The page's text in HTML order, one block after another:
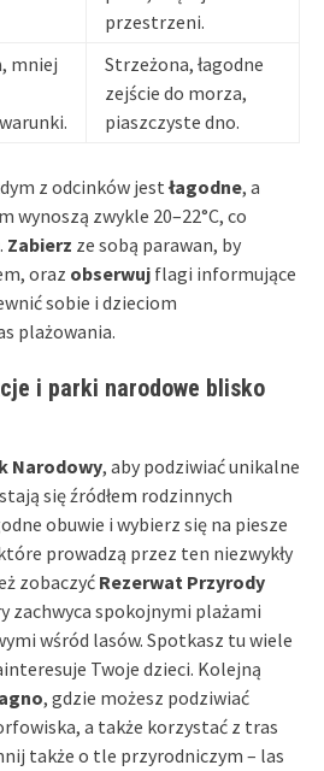
przestrzeni.
mniej
Strzeżona, łagodne
zejście do morza,
piaszczyste dno.
z odcinków jest łagodne, a
zwykle 20–22°C, co
Zabierz ze sobą parawan, by
oraz obserwuj flagi informujące
sobie i dzieciom
plażowania.
i parki narodowe blisko
Narodowy, aby podziwiać unikalne
się źródłem rodzinnych
obuwie i wybierz się na piesze
prowadzą przez ten niezwykły
zobaczyć Rezerwat Przyrody
zachwyca spokojnymi plażami
wśród lasów. Spotkasz tu wiele
Twoje dzieci. Kolejną
, gdzie możesz podziwiać
a także korzystać z tras
także o tle przyrodniczym – las